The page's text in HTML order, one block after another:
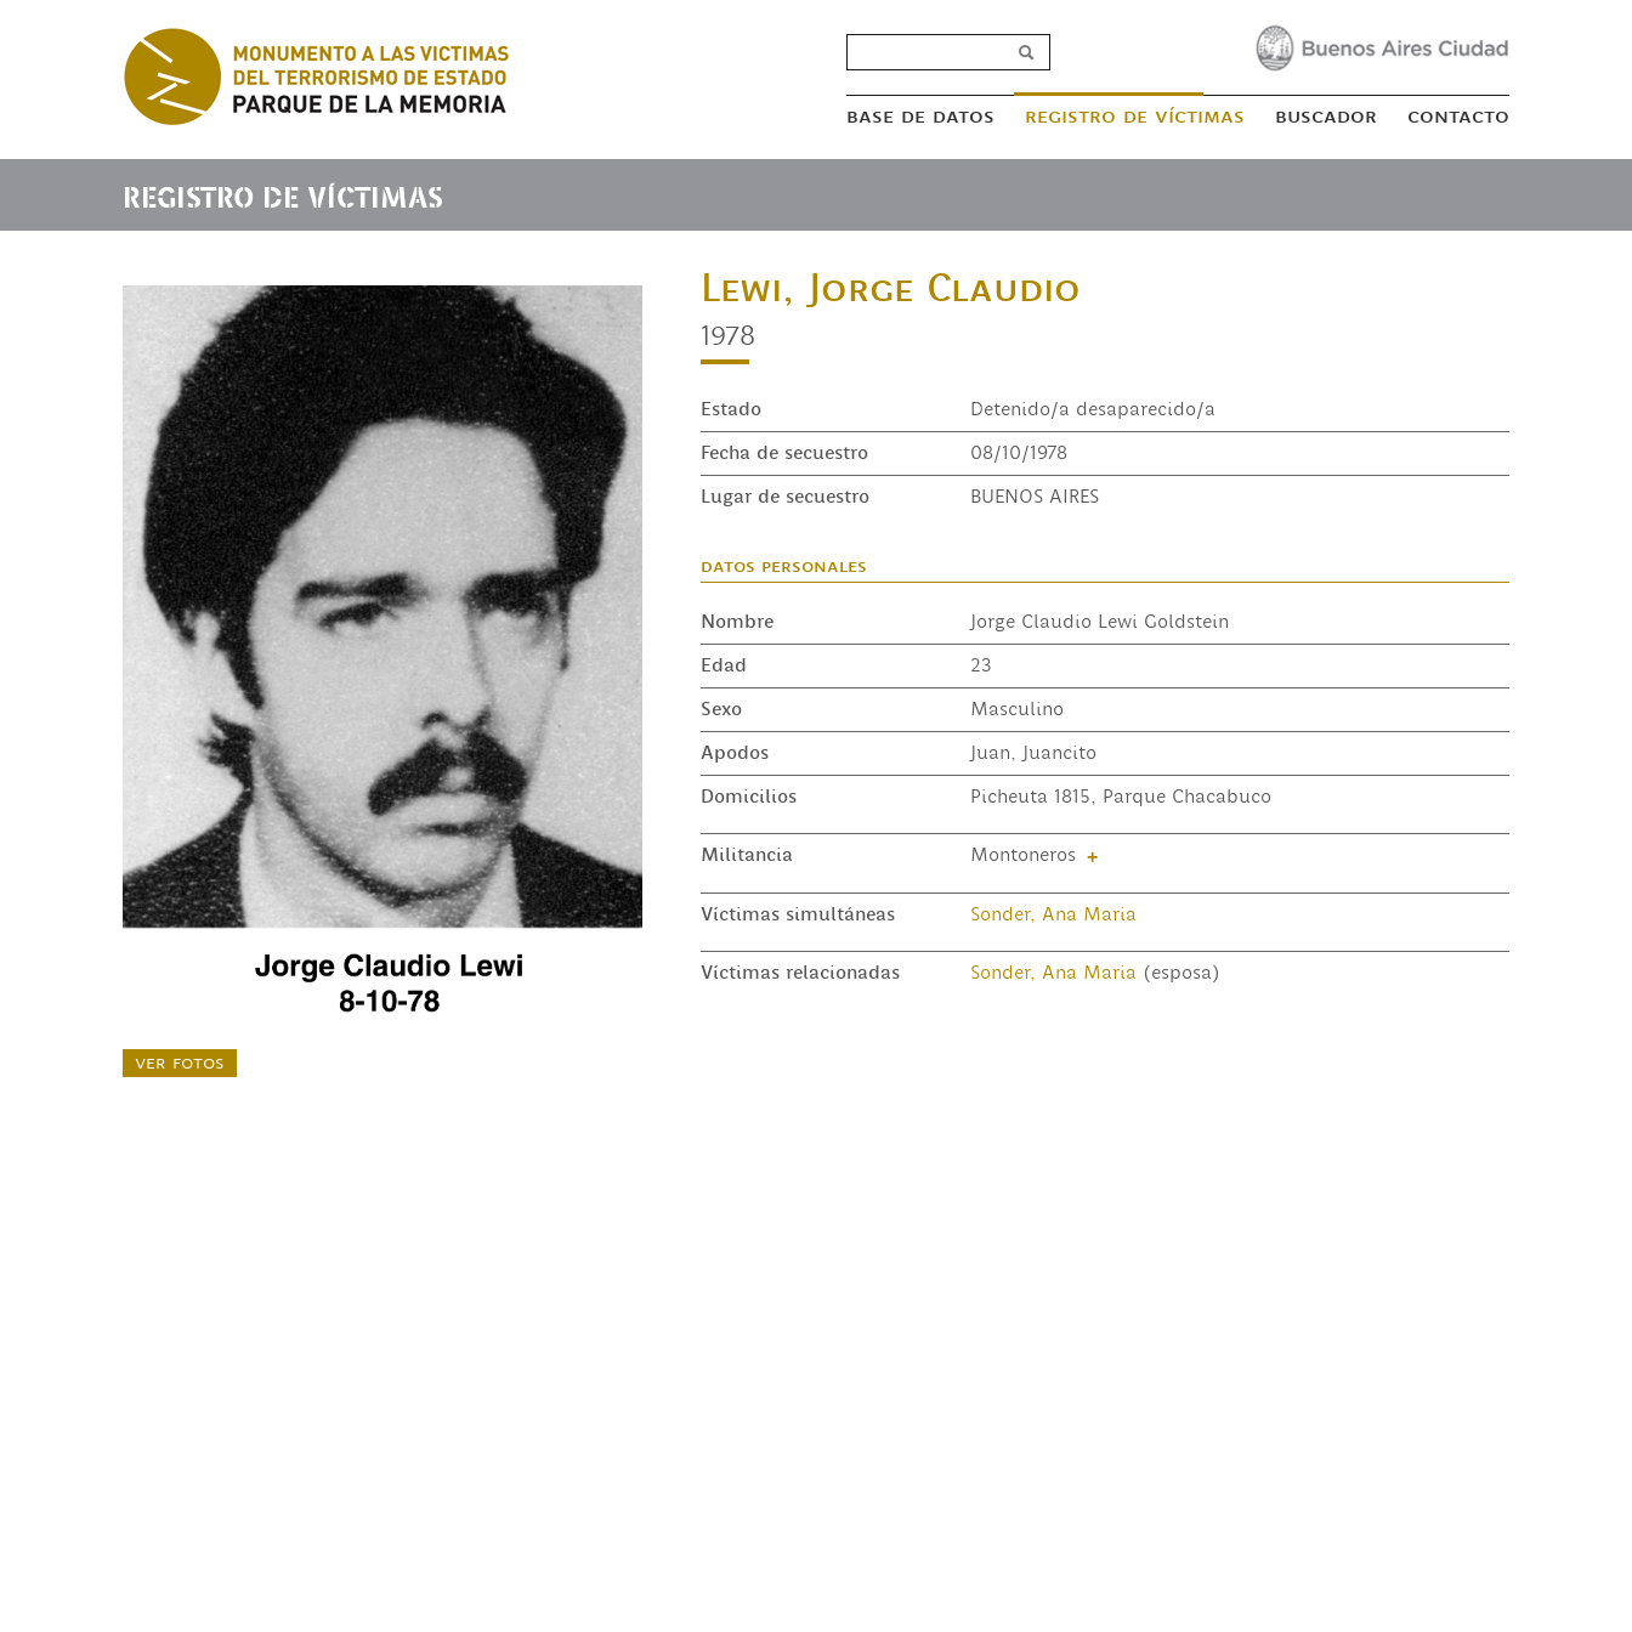
base de datos registro de víctimas buscador contacto
REGISTRO DE VÍCTIMAS
ver fotos
Lewi, Jorge Claudio
1978
Estado
Detenido/a desaparecido/a
Fecha de secuestro
08/10/1978
Lugar de secuestro
BUENOS AIRES
datos personales
Nombre
Jorge Claudio Lewi Goldstein
Edad
23
Sexo
Masculino
Apodos
Juan, Juancito
Domicilios
Picheuta 1815, Parque Chacabuco
Militancia Montoneros +
Víctimas simultáneas Sonder, Ana Maria
Víctimas relacionadas Sonder, Ana Maria (esposa)